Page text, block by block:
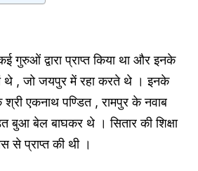
गुरुओं द्वारा प्राप्त किया था और इनके
थे , जो जयपुर में रहा करते थे । इनके
एकनाथ पण्डित , रामपुर के नवाब
बुआ बेल बाघकर थे । सितार की शिक्षा
से प्राप्त की थी ।